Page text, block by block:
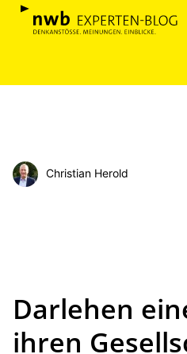
Christian Herold
Darlehen
ihren